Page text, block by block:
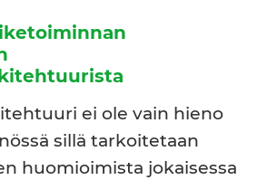
ei ole vain hieno
sillä tarkoitetaan
huomioimista jokaisessa